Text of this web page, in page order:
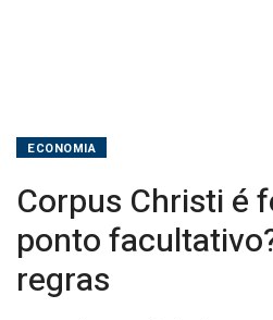
ECONOMIA
Corpus Christi é
ponto
regras